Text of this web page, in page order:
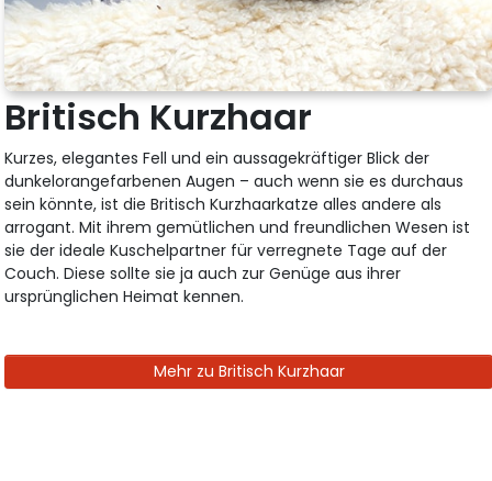
Britisch Kurzhaar
Kurzes, elegantes Fell und ein aussagekräftiger Blick der
dunkelorangefarbenen Augen – auch wenn sie es durchaus
sein könnte, ist die Britisch Kurzhaarkatze alles andere als
arrogant. Mit ihrem gemütlichen und freundlichen Wesen ist
sie der ideale Kuschelpartner für verregnete Tage auf der
Couch. Diese sollte sie ja auch zur Genüge aus ihrer
ursprünglichen Heimat kennen.
Mehr zu Britisch Kurzhaar